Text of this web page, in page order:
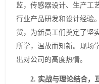
监，传感器设计、生产工
行业产品研发和设计经验
货， 为新员工们奠定了坚
所学，温故而知新。现场
出对公司的高度热情。
2. 实战与理论结合，